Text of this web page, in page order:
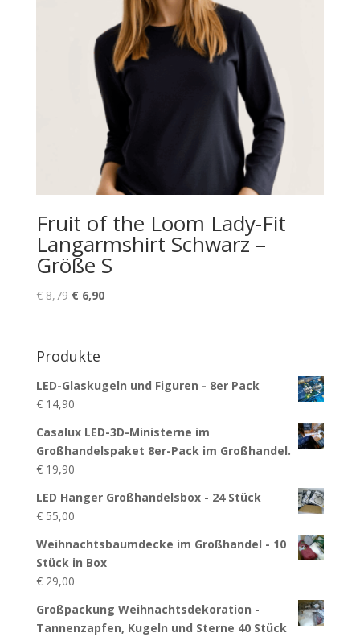
Fruit of the Loom Lady-Fit
Langarmshirt Schwarz –
Größe S
€8,79 Ursprünglicher
€ 8,79
€6,90Aktueller
Produkte
LED-Glaskugeln und Figuren - 8er Pack
€14,90
Casalux LED-3D-Ministerne im
Großhandelspaket 8er-Pack im Großhandel.
€19,90
LED Hanger Großhandelsbox - 24 Stück
€55,00
Weihnachtsbaumdecke im Großhandel - 10
Stück in Box
€29,00
Großpackung Weihnachtsdekoration -
Tannenzapfen, Kugeln und Sterne 40 Stück